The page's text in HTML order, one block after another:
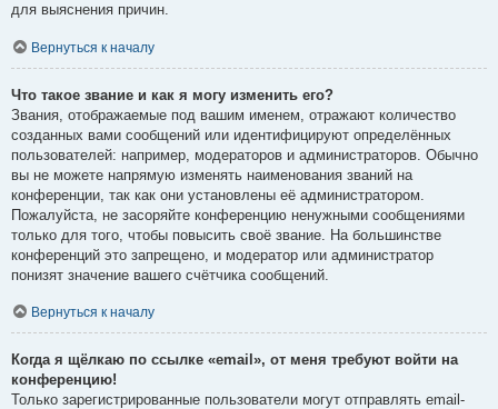
для выяснения причин.
Вернуться к началу
Что такое звание и как я могу изменить его?
Звания, отображаемые под вашим именем, отражают количество
созданных вами сообщений или идентифицируют определённых
пользователей: например, модераторов и администраторов. Обычно
вы не можете напрямую изменять наименования званий на
конференции, так как они установлены её администратором.
Пожалуйста, не засоряйте конференцию ненужными сообщениями
только для того, чтобы повысить своё звание. На большинстве
конференций это запрещено, и модератор или администратор
понизят значение вашего счётчика сообщений.
Вернуться к началу
Когда я щёлкаю по ссылке «email», от меня требуют войти на
конференцию!
Только зарегистрированные пользователи могут отправлять email-